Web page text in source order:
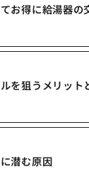
お得に給湯器の
を狙うメリット
潜む原因